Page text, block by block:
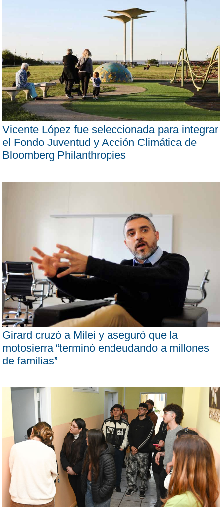
Vicente López fue seleccionada para integrar
el Fondo Juventud y Acción Climática de
Bloomberg Philanthropies
Girard cruzó a Milei y aseguró que la
motosierra “terminó endeudando a millones
de familias”